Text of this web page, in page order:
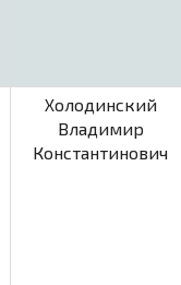
Холодинский
Владимир
Константинович